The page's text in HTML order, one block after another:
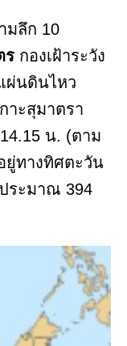
มลึก 10
ร กองเฝ้าระวัง
ผ่นดินไหว
าะสุมาตรา
น. (ตาม
ยู่ทางทิศตะวัน
ระมาณ 394